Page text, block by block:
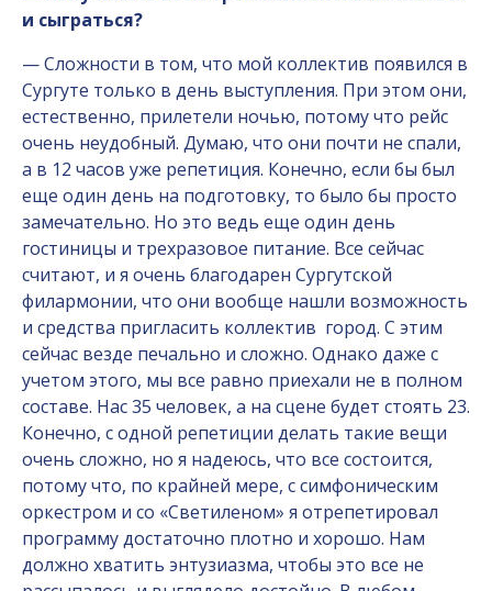
и сыграться?
— Сложности в том, что мой коллектив появился в
Сургуте только в день выступления. При этом они,
естественно, прилетели ночью, потому что рейс
очень неудобный. Думаю, что они почти не спали,
а в 12 часов уже репетиция. Конечно, если бы был
еще один день на подготовку, то было бы просто
замечательно. Но это ведь еще один день
гостиницы и трехразовое питание. Все сейчас
считают, и я очень благодарен Сургутской
филармонии, что они вообще нашли возможность
и средства пригласить коллектив город. С этим
сейчас везде печально и сложно. Однако даже с
учетом этого, мы все равно приехали не в полном
составе. Нас 35 человек, а на сцене будет стоять 23.
Конечно, с одной репетиции делать такие вещи
очень сложно, но я надеюсь, что все состоится,
потому что, по крайней мере, с симфоническим
оркестром и со «Светиленом» я отрепетировал
программу достаточно плотно и хорошо. Нам
должно хватить энтузиазма, чтобы это все не